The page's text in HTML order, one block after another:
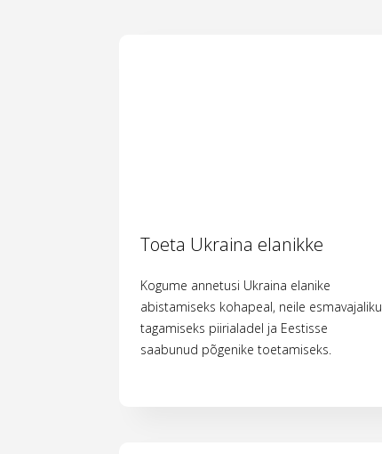
Toeta Ukraina elanikke
Kogume annetusi Ukraina elanike
abistamiseks kohapeal, neile esmavajaliku
tagamiseks piirialadel ja Eestisse
saabunud põgenike toetamiseks.